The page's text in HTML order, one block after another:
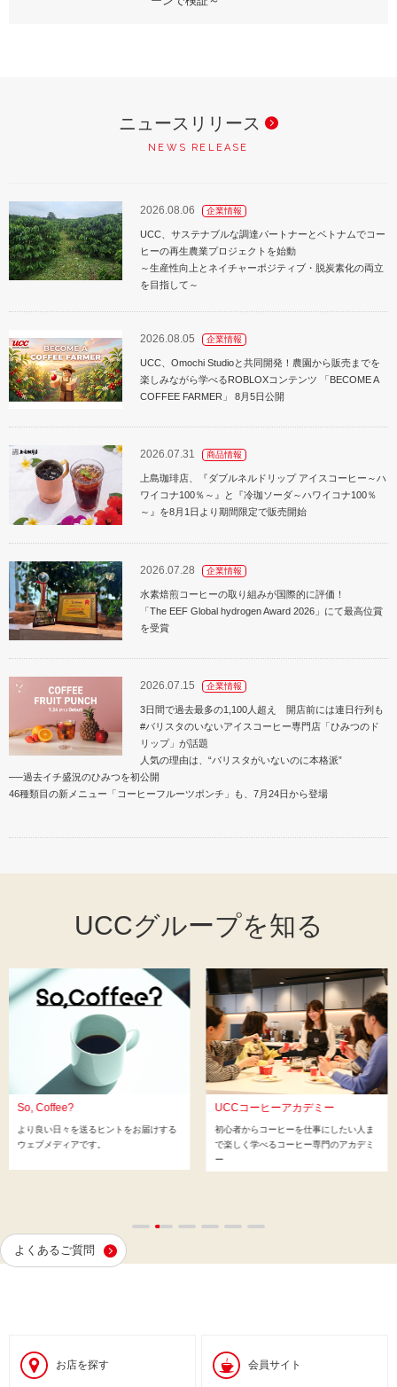
よくあるご質問
ニュースリリース
NEWS RELEASE
2026.08.06 企業情報
UCC、サステナブルな調達パートナーとベトナムでコー
ヒーの再生農業プロジェクトを始動
～生産性向上とネイチャーポジティブ・脱炭素化の両立
を目指して～
2026.08.05 企業情報
UCC、Omochi Studioと共同開発！農園から販売までを
楽しみながら学べるROBLOXコンテンツ 「BECOME A
COFFEE FARMER」 8月5日公開
2026.07.31 商品情報
上島珈琲店、『ダブルネルドリップ アイスコーヒー～ハ
ワイコナ100％～』と『冷珈ソーダ～ハワイコナ100％
～』を8月1日より期間限定で販売開始
2026.07.28 企業情報
水素焙煎コーヒーの取り組みが国際的に評価！
「The EEF Global hydrogen Award 2026」にて最高位賞
を受賞
2026.07.15 企業情報
3日間で過去最多の1,100人超え 開店前には連日行列も
#バリスタのいないアイスコーヒー専門店「ひみつのド
リップ」が話題
人気の理由は、“バリスタがいないのに本格派”
──過去イチ盛況のひみつを初公開
46種類目の新メニュー「コーヒーフルーツポンチ」も、7月24日から登場
UCCグループを知る
So, Coffee?
より良い日々を送るヒントをお届けする
ウェブメディアです。
UCCコーヒーアカデミー
初心者からコーヒーを仕事にしたい人ま
で楽しく学べるコーヒー専門のアカデミ
ー
お店を探す 会員サイト